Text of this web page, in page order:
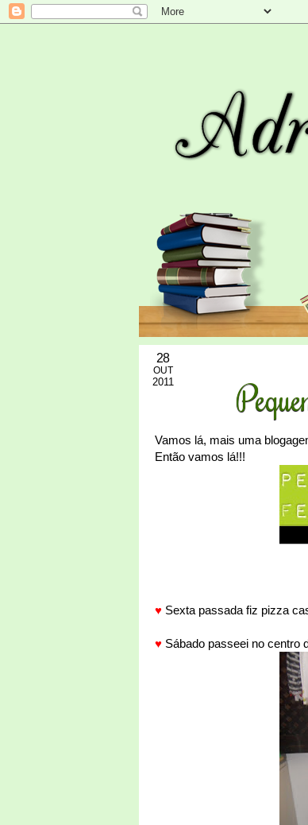
28
OUT
2011
Vamos lá, mais uma
Então vamos lá!!!
♥ Sexta passada fiz pizza
♥ Sábado passeei no centro